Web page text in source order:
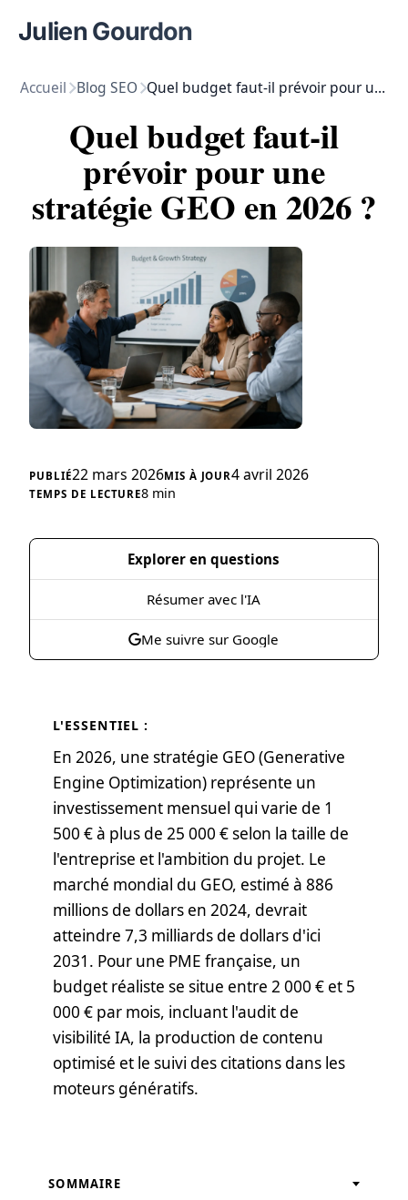
Julien Gourdon
Accueil Blog SEO Quel budget faut-il prévoir pour une stratégie GEO en 2026 ?
Quel budget faut-il
prévoir pour une
stratégie GEO en 2026 ?
22 mars 2026 4 avril 2026
8 min
Explorer en questions
Résumer avec l'IA
Me suivre sur Google
L'ESSENTIEL :
En 2026, une stratégie GEO (Generative
Engine Optimization) représente un
investissement mensuel qui varie de 1
500 € à plus de 25 000 € selon la taille de
l'entreprise et l'ambition du projet. Le
marché mondial du GEO, estimé à 886
millions de dollars en 2024, devrait
atteindre 7,3 milliards de dollars d'ici
2031. Pour une PME française, un
budget réaliste se situe entre 2 000 € et 5
000 € par mois, incluant l'audit de
visibilité IA, la production de contenu
optimisé et le suivi des citations dans les
moteurs génératifs.
SOMMAIRE